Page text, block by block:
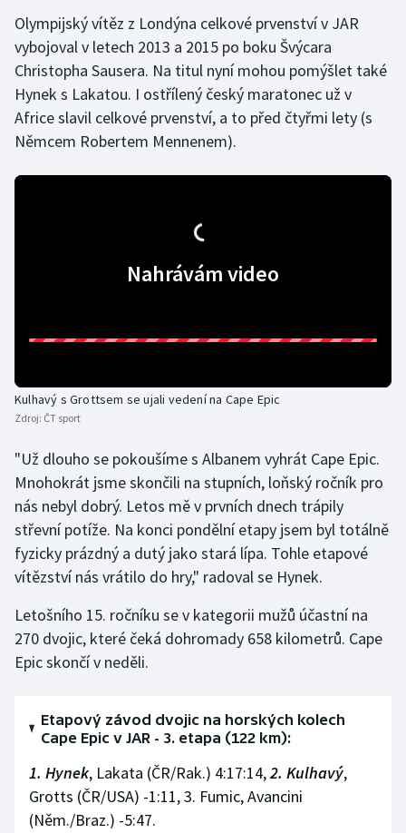
Moderní pětiboj
Motorsport
Olympijské hry
Rychlobruslení
Short track
Sportovní střelba
Stolní tenis
Triatlon
Vodní slalom
Ostatní
Olympijský vítěz z Londýna celkové prvenství v JAR
vybojoval v letech 2013 a 2015 po boku Švýcara
Christopha Sausera. Na titul nyní mohou pomýšlet také
Hynek s Lakatou. I ostřílený český maratonec už v
Africe slavil celkové prvenství, a to před čtyřmi lety (s
Němcem Robertem Mennenem).
Nahrávám video
Kulhavý s Grottsem se ujali vedení na Cape Epic
Zdroj: ČT sport
"Už dlouho se pokoušíme s Albanem vyhrát Cape Epic.
Mnohokrát jsme skončili na stupních, loňský ročník pro
nás nebyl dobrý. Letos mě v prvních dnech trápily
střevní potíže. Na konci pondělní etapy jsem byl totálně
fyzicky prázdný a dutý jako stará lípa. Tohle etapové
vítězství nás vrátilo do hry," radoval se Hynek.
Letošního 15. ročníku se v kategorii mužů účastní na
270 dvojic, které čeká dohromady 658 kilometrů. Cape
Epic skončí v neděli.
Etapový závod dvojic na horských kolech
Cape Epic v JAR - 3. etapa (122 km):
1. Hynek, Lakata (ČR/Rak.) 4:17:14,2. Kulhavý,
Grotts (ČR/USA) -1:11, 3. Fumic, Avancini
(Něm./Braz.) -5:47.